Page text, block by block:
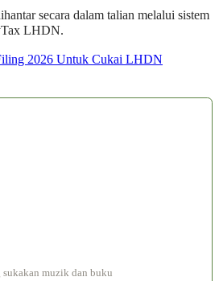
secara dalam talian melalui sistem
LHDN.
2026 Untuk Cukai LHDN
muzik dan buku